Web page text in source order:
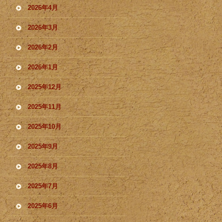
2026年4月
2026年3月
2026年2月
2026年1月
2025年12月
2025年11月
2025年10月
2025年9月
2025年8月
2025年7月
2025年6月